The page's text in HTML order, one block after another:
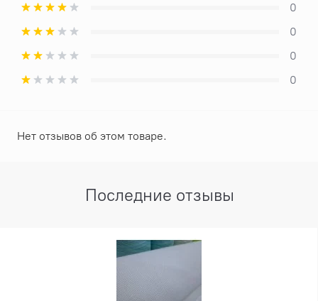
0
0
0
0
Нет отзывов об этом товаре.
Последние отзывы